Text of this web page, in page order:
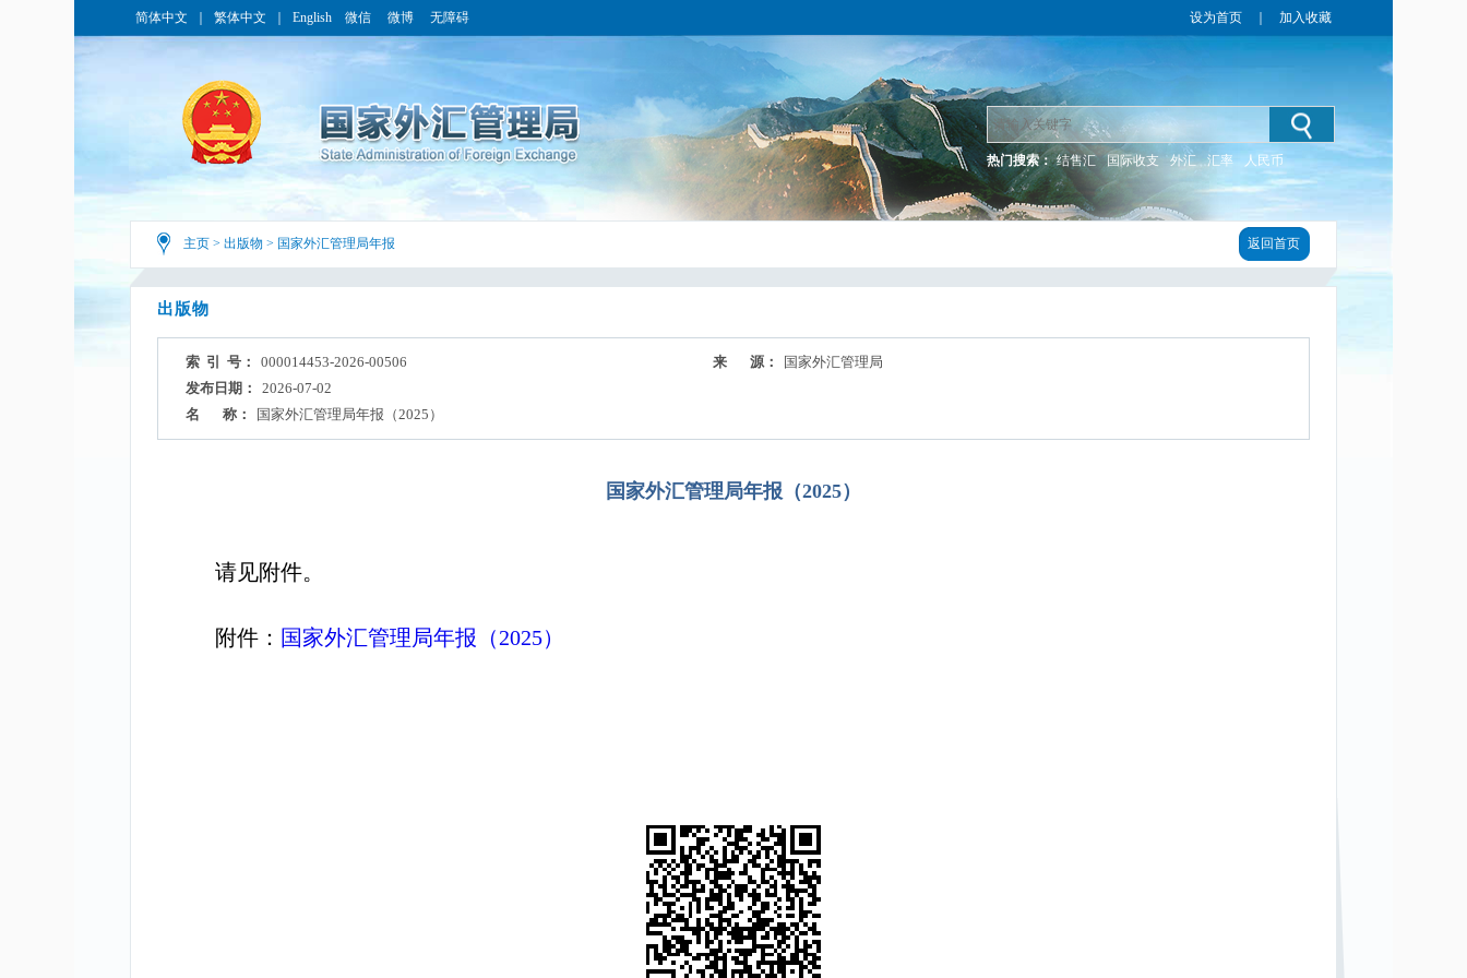
简体中文 繁体中文 English 微信 微博 无障碍 设为首页 加入收藏
热门搜索： 结售汇 国际收支 外汇 汇率 人民币
主页 > 出版物 > 国家外汇管理局年报 返回首页
出版物
索 引 号： 000014453-2026-00506 来 源：
国家外汇管理局
发布日期：
2026-07-02
名 称：
国家外汇管理局年报（2025）
国家外汇管理局年报（2025）
请见附件。
附件： 国家外汇管理局年报（2025）